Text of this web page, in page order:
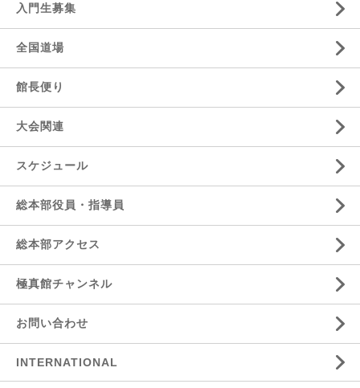
入門生募集
全国道場
館長便り
大会関連
スケジュール
総本部役員・指導員
総本部アクセス
極真館チャンネル
お問い合わせ
INTERNATIONAL